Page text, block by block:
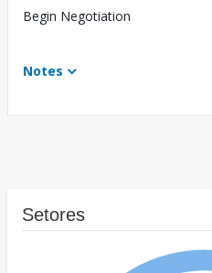
Begin Negotiation
Notes
Setores